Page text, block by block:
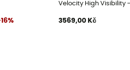
Velocity High Visibility
3569,00 Kč